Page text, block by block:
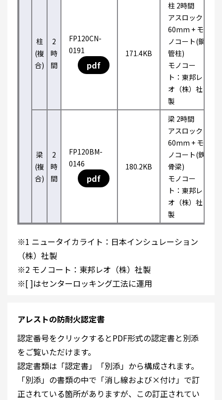
柱
(複
合)
2
時
間
FP120CN-
0191
pdf
171.4KB
柱 2時間
アスロック
60mm + モ
ノコート(鋼
管柱)
モノコー
ト：東邦レ
オ（株）社
製
梁
(複
合)
2
時
間
FP120BM-
0146
pdf
180.2KB
梁 2時間
アスロック
60mm + モ
ノコート(鉄
骨梁)
モノコー
ト：東邦レ
オ（株）社
製
※1 ニュータイカライト：日本インシュレーション
（株）社製
※2 モノコート：東邦レオ（株）社製
※[ ]はセンターロッキング工法に運用
アレストの防耐火認定書
認定番号をクリックするとPDF形式の認定書と別添
をご覧いただけます。
認定書類は「認定書」「別添」から構成されます。
「別添」の書類の中で「消し線および×付け」で訂
正されている箇所がありますが、この訂正されてい